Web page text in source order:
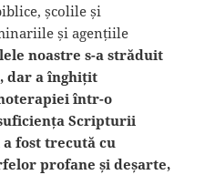
școlile și
și agențiile
noastre s-a străduit
dar a înghițit
într-o
Scripturii
fost trecută cu
profane și deșarte,